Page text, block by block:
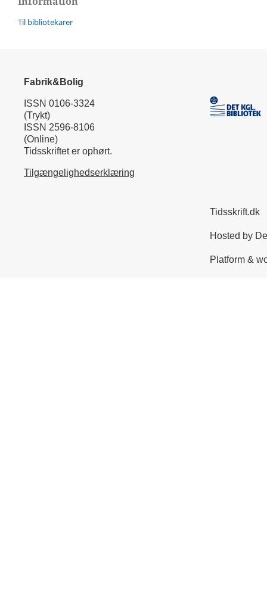
Til bibliotekarer
Fabrik&Bolig
ISSN 0106-3324
(Trykt)
ISSN 2596-8106
(Online)
Tidsskriftet er ophørt.
Tilgængelighedserklæring